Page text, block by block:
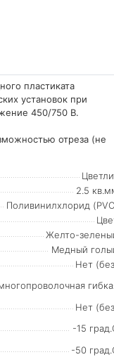
пластиката
установок при
450/750 В.
отреза (не
2.5
Поливинилхлорид
Желто-
Медный
Нет
Нет
-15
-50